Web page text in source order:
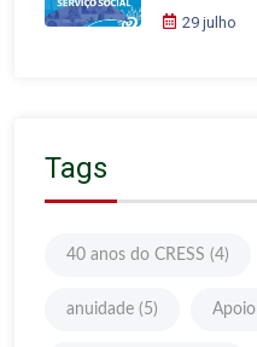
29 julho
Tags
40 anos do CRESS (4)
anuidade (5) Apoio